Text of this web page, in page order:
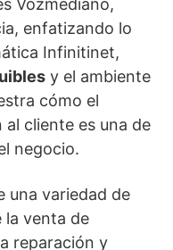
Vozmediano,
enfatizando lo
Infinitinet,
y el ambiente
cómo el
cliente es una de
negocio.
una variedad de
la venta de
reparación y